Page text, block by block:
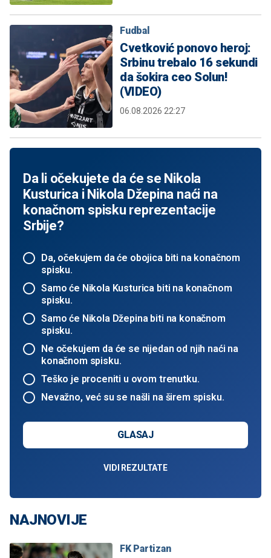
Fudbal
Cvetković ponovo heroj:
Srbinu trebalo 16 sekundi
da šokira ceo Solun!
(VIDEO)
06.08.2026 22:27
Da li očekujete da će se Nikola
Kusturica i Nikola Džepina naći na
konačnom spisku reprezentacije
Srbije?
Da, očekujem da će obojica biti na konačnom
spisku.
Samo će Nikola Kusturica biti na konačnom
spisku.
Samo će Nikola Džepina biti na konačnom
spisku.
Ne očekujem da će se nijedan od njih naći na
konačnom spisku.
Teško je proceniti u ovom trenutku.
Nevažno, već su se našli na širem spisku.
GLASAJ
VIDI REZULTATE
NAJNOVIJE
FK Partizan